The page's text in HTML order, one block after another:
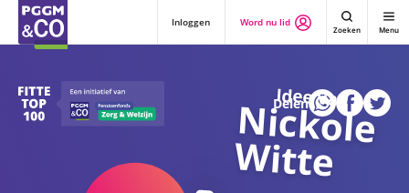
Inloggen Word nu lid
Zoeken Menu
Delen
Idee van
N
ickole
W
itte